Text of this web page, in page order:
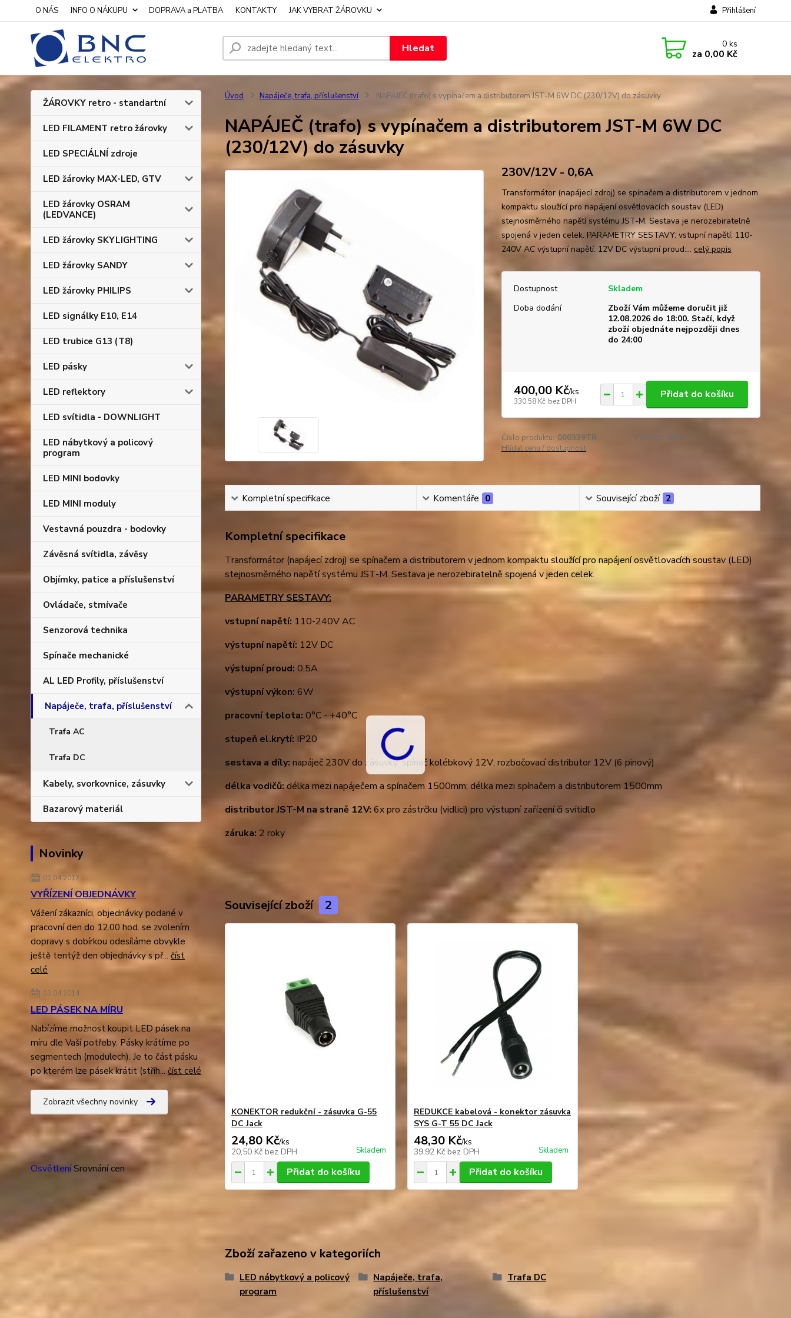
O NÁS INFO O NÁKUPU DOPRAVA a PLATBA KONTAKTY JAK VYBRAT ŽÁROVKU Přihlášení
Hledat 0ks
za 0,00 Kč
ŽÁROVKY retro - standartní
LED FILAMENT retro žárovky
LED SPECIÁLNÍ zdroje
LED žárovky MAX-LED, GTV
LED žárovky OSRAM
(LEDVANCE)
LED žárovky SKYLIGHTING
LED žárovky SANDY
LED žárovky PHILIPS
LED signálky E10, E14
LED trubice G13 (T8)
LED pásky
LED reflektory
LED svítidla - DOWNLIGHT
LED nábytkový a policový
program
LED MINI bodovky
LED MINI moduly
Vestavná pouzdra - bodovky
Závěsná svítidla, závěsy
Objímky, patice a příslušenství
Ovládače, stmívače
Senzorová technika
Spínače mechanické
AL LED Profily, příslušenství
Napáječe, trafa, příslušenství
Trafa AC
Trafa DC
Kabely, svorkovnice, zásuvky
Bazarový materiál
Novinky
01.04.2017
VYŘÍZENÍ OBJEDNÁVKY
Vážení zákazníci, objednávky podané v
pracovní den do 12.00 hod. se zvolením
dopravy s dobírkou odesíláme obvykle
ještě tentýž den objednávky s př... číst
celé
03.04.2014
LED PÁSEK NA MÍRU
Nabízíme možnost koupit LED pásek na
míru dle Vaší potřeby. Pásky krátíme po
segmentech (modulech). Je to část pásku
po kterém lze pásek krátit (stříh... číst celé
Zobrazit všechny novinky
OsvětleníSrovnání cen
Úvod Napáječe, trafa, příslušenství NAPÁJEČ (trafo) s vypínačem a distributorem JST-M 6W DC (230/12V) do zásuvky
NAPÁJEČ (trafo) s vypínačem a distributorem JST-M 6W DC
(230/12V) do zásuvky
230V/12V - 0,6A
Transformátor (napájecí zdroj) se spínačem a distributorem v jednom
kompaktu sloužící pro napájení osvětlovacích soustav (LED)
stejnosměrného napětí systému JST-M. Sestava je nerozebiratelně
spojená v jeden celek. PARAMETRY SESTAVY: vstupní napětí: 110-
240V AC výstupní napětí: 12V DC výstupní proud:... celý popis
Dostupnost
Skladem
Doba dodání
Zboží Vám můžeme doručit již
12.08.2026 do 18:00. Stačí, když
zboží objednáte nejpozději dnes
do 24:00
400,00 Kč/ks
330,58 Kč bez DPH
Přidat do košíku
Číslo produktu: 000339TR Výrobce: GTV
Hlídat cenu / dostupnost
Kompletní specifikace Komentáře 0 Související zboží 2
Kompletní specifikace
Transformátor (napájecí zdroj) se spínačem a distributorem v jednom kompaktu sloužící pro napájení osvětlovacích soustav (LED)
stejnosměrného napětí systému JST-M. Sestava je nerozebiratelně spojená v jeden celek.
PARAMETRY SESTAVY:
vstupní napětí: 110-240V AC
výstupní napětí: 12V DC
výstupní proud: 0,5A
výstupní výkon: 6W
pracovní teplota: 0°C - +40°C
stupeň el.krytí: IP20
sestava a díly: napáječ 230V do zásuvky; spínač kolébkový 12V; rozbočovací distributor 12V (6 pinový)
délka vodičů: délka mezi napáječem a spínačem 1500mm; délka mezi spínačem a distributorem 1500mm
distributor JST-M na straně 12V: 6x pro zástrčku (vidlici) pro výstupní zařízení či svítidlo
záruka: 2 roky
Související zboží 2
KONEKTOR redukční - zásuvka G-55
DC Jack
24,80 Kč/ks
20,50 Kč bez DPH Skladem
Přidat do košíku
REDUKCE kabelová - konektor zásuvka
SYS G-T 55 DC Jack
48,30 Kč/ks
39,92 Kč bez DPH Skladem
Přidat do košíku
Zboží zařazeno v kategoriích
LED nábytkový a policový
program
Napáječe, trafa,
příslušenství
Trafa DC